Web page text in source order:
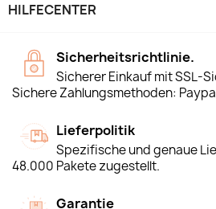
HILFECENTER
Sicherheitsrichtlinie.
Sicherer Einkauf mit SSL-
Sichere Zahlungsmethoden:
Lieferpolitik
Spezifische und genaue
48.000 Pakete zugestellt.
Garantie